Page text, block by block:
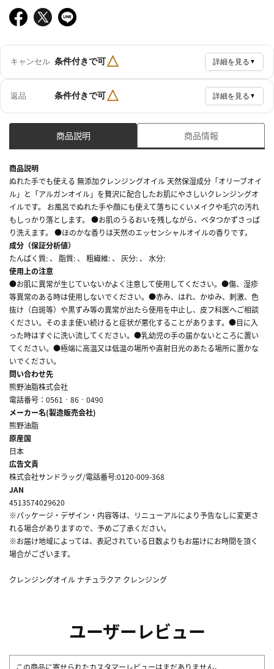
キャンセル 条件付きで可△ 詳細を見る ▼
返品 条件付きで可△ 詳細を見る ▼
商品説明 商品情報
商品説明
ぬれた手でも使える 無添加クレンジングオイル 天然保湿成分「オリーブオイ
ル」と「アルガンオイル」を贅沢に配合したお肌にやさしいクレンジングオ
イルです。 お風呂でぬれた手や顔にも使えて落ちにくいメイクや毛穴の汚れ
もしっかり落とします。 ●お肌のうるおいを残しながら、ベタつかずさっぱ
り洗えます。 ●ほのかな香りは天然のエッセンシャルオイルの香りです。
成分（保証分析値）
たんぱく質: 、 脂質: 、 粗繊維: 、 灰分: 、 水分:
使用上の注意
●お肌に異常が生じていないかよく注意して使用してください。●傷、湿疹
等異常のある時は使用しないでください。●赤み、はれ、かゆみ、刺激、色
抜け（白斑等）や黒ずみ等の異常が出たら使用を中止し、皮フ科医へご相談
ください。そのまま使い続けると症状が悪化することがあります。●目に入
った時はすぐに洗い流してください。●乳幼児の手の届かないところに置い
てください。●極端に高温又は低温の場所や直射日光のあたる場所に置かな
いでください。
問い合わせ先
熊野油脂株式会社
電話番号：0561‐86‐0490
メーカー名(製造販売会社)
熊野油脂
原産国
日本
広告文責
株式会社サンドラッグ/電話番号:0120-009-368
JAN
4513574029620
※パッケージ・デザイン・内容等は、リニューアルにより予告なしに変更さ
れる場合がありますので、予めご了承ください。
※お届け地域によっては、表記されている日数よりもお届けにお時間を頂く
場合がございます。
クレンジングオイル ナチュラクア クレンジング
ユーザーレビュー
この商品に寄せられたカスタマーレビューはまだありません。